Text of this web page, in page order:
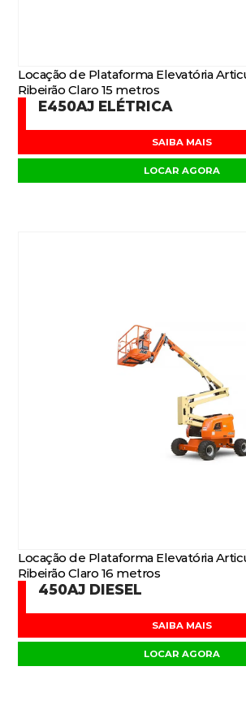
Locação de Plataforma Elevatória
Ribeirão Claro 15 metros
E450AJ ELÉTRICA
SAIBA MAIS
LOCAR AGORA
Locação de Plataforma Elevatória
Ribeirão Claro 16 metros
450AJ DIESEL
SAIBA MAIS
LOCAR AGORA